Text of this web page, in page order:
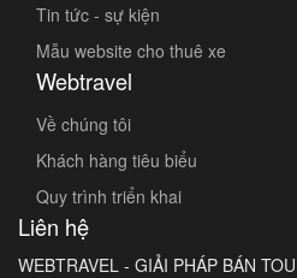
Tin tức - sự kiện
Mẫu website cho thuê xe
Webtravel
Về chúng tôi
Khách hàng tiêu biểu
Quy trình triển khai
Liên hệ
WEBTRAVEL - GIẢI PHÁP BÁN